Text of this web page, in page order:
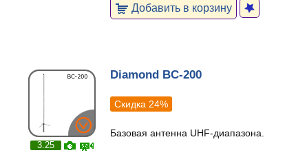
Добавить в корзину
3.25
Diamond BC-200
Скидка 24%
Базовая антенна UHF-диапазона.